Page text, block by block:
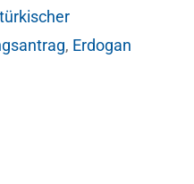
, Erdogan